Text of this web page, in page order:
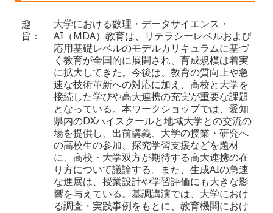
趣
旨：
大学における数理・データサイエンス・
AI（MDA）教育は、リテラシーレベルおよび
応用基礎レベルのモデルカリキュラムに基づ
く教育が全国的に展開され、育成規模は着実
に拡大してきた。今後は、教育の質向上や急
速な技術革新への対応に加え、高校と大学を
接続した学びや高大連携の充実が重要な課題
となっている。本ワークショップでは、愛知
県内のDXハイスクールと地域大学との交流の
場を提供し、出前講義、大学の授業・研究へ
の高校生の参加、探究学習支援などを題材
に、高校・大学双方が期待する高大連携の在
り方について議論する。また、生成AIの急速
な進展は、授業設計や学習評価にも大きな影
響を与えている。基調講演では、大学におけ
る調査・実践事例をもとに、教育機関におけ